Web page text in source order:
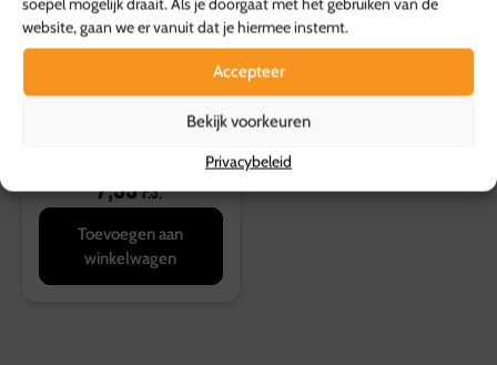
website, gaan we er vanuit dat je hiermee instemt.
Accepteer
Bekijk voorkeuren
Privacybeleid
7,99p.s.
Toevoegen aan
winkelwagen